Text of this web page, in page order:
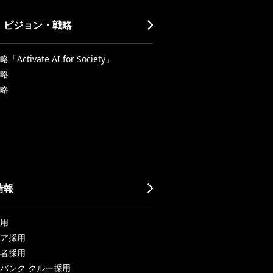
ビジョン・戦略
「Activate AI for Society」
報
採用
採用
ンク クルー採用